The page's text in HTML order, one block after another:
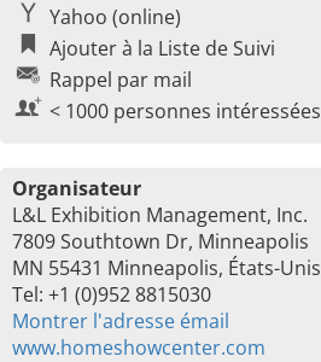
Yahoo (online)
Ajouter à la Liste de Suivi
Rappel par mail
< 1000 personnes intéressées
Organisateur
L&L Exhibition Management, Inc.
7809 Southtown Dr, Minneapolis
MN 55431 Minneapolis, États-Unis
Tel: +1 (0)952 8815030
Montrer l'adresse émail
www.homeshowcenter.com